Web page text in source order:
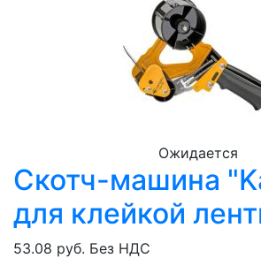
Ожидается
Скотч-машина
для клейкой
53.08 руб. Без НДС